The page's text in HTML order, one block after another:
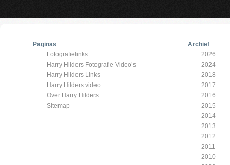
Paginas
Fotografielinks
Harry Hilders Fotografie Video’s
Harry Hilders Links
Harry Hilders video
Over Harry Hilders
Sitemap
Archief
2026
2024
2018
2017
2016
2015
2014
2013
2012
2011
2010